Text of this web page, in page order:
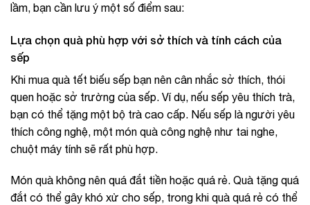
lầm, bạn cần lưu ý một số điểm sau:
Lựa chọn quà phù hợp với sở thích và tính cách của
sếp
Khi mua quà tết biếu sếp bạn nên cân nhắc sở thích, thói
quen hoặc sở trường của sếp. Ví dụ, nếu sếp yêu thích trà,
bạn có thể tặng một bộ trà cao cấp. Nếu sếp là người yêu
thích công nghệ, một món quà công nghệ như tai nghe,
chuột máy tính sẽ rất phù hợp.
Món quà không nên quá đắt tiền hoặc quá rẻ. Quà tặng quá
đắt có thể gây khó xử cho sếp, trong khi quà quá rẻ có thể